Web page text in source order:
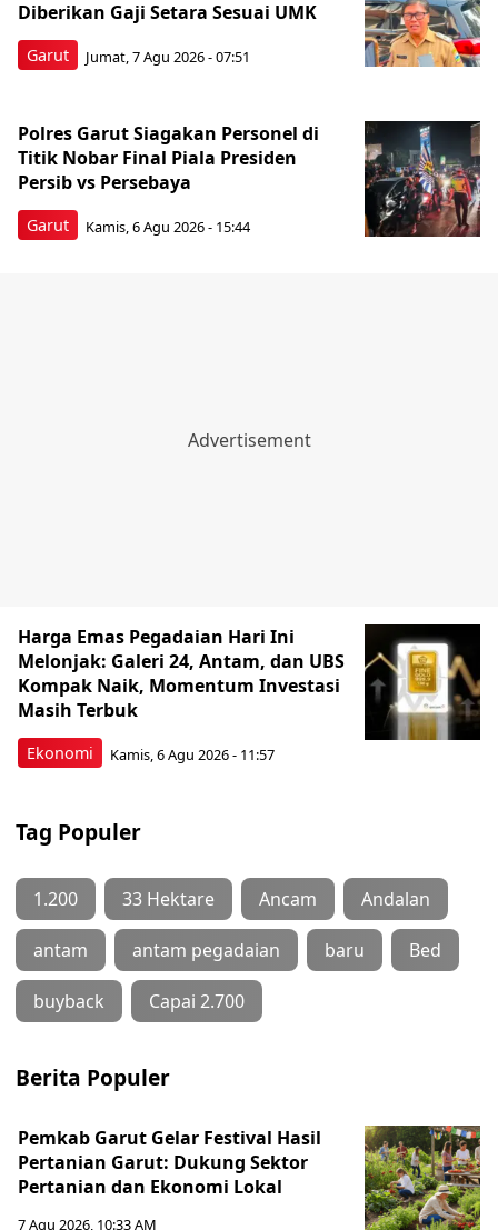
Garut
Diberikan Gaji Setara Sesuai UMK
Jumat, 7 Agu 2026 - 07:51
Garut
Polres Garut Siagakan Personel di
Titik Nobar Final Piala Presiden
Persib vs Persebaya
Kamis, 6 Agu 2026 - 15:44
Ekonomi
Harga Emas Pegadaian Hari Ini
Melonjak: Galeri 24, Antam, dan UBS
Kompak Naik, Momentum Investasi
Masih Terbuk
Kamis, 6 Agu 2026 - 11:57
Tag Populer
1.200 33 Hektare Ancam Andalan
antam antam pegadaian baru Bed
buyback Capai 2.700
Berita Populer
Pemkab Garut Gelar Festival Hasil
Pertanian Garut: Dukung Sektor
Pertanian dan Ekonomi Lokal
7 Agu 2026, 10:33 AM